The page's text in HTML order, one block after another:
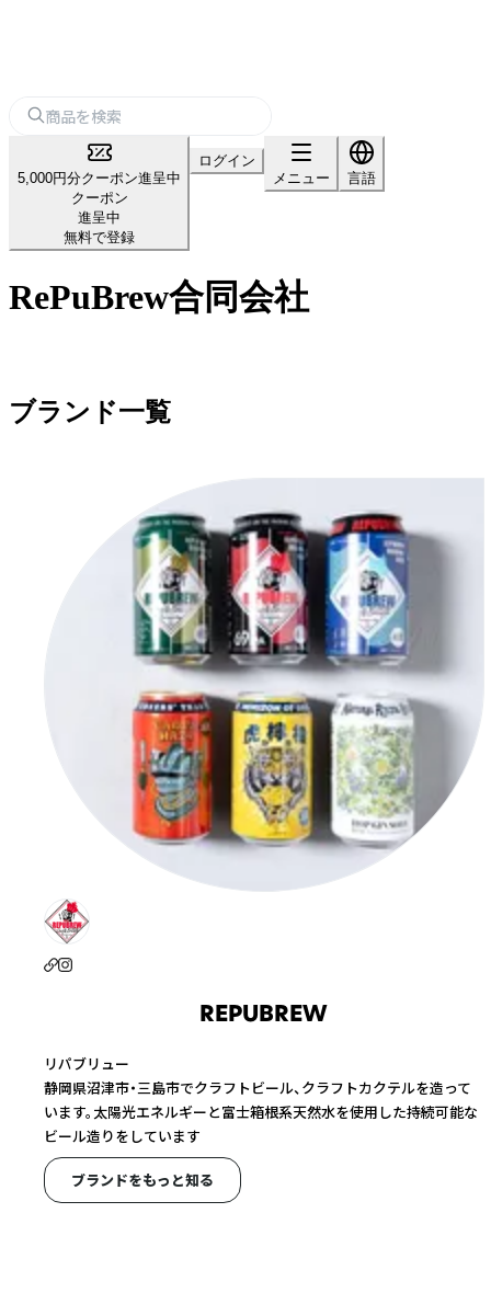
5,000円分クーポン進呈中
クーポン
進呈中
無料で登録
ログイン
メニュー
言語
RePuBrew合同会社
ブランド一覧
REPUBREW
リパブリュー
静岡県沼津市・三島市でクラフトビール、クラフトカクテルを造って
います。太陽光エネルギーと富士箱根系天然水を使用した持続可能な
ビール造りをしています
ブランドをもっと知る